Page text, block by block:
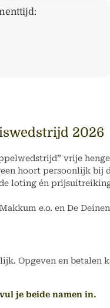
2026
vrije
hoort persoonlijk bij
loting én
e.o. en De
Opgeven en betalen
vul je beide namen in.